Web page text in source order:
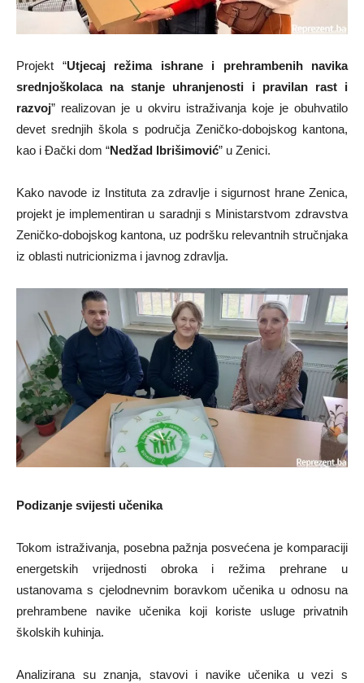
Projek​t “Utjecaj režima ishrane i prehrambenih navika
srednjoškolaca na stanje uhranjenosti i pravilan rast i
razvoj” realizovan je u okviru istraživanja koje je obuhvatilo
devet srednjih škola s područja Zeničko-dobojskog kantona,
kao i Đački dom “Nedžad Ibrišimović” u Zenici.
Kako navode iz Instituta za zdravlje i sigurnost hrane Zenica,
projekt je implementiran u saradnji s Ministarstvom zdravstva
Zeničko-dobojskog kantona, uz podršku relevantnih stručnjaka
iz oblasti nutricionizma i javnog zdravlja.
Podizanje svijesti učenika
Tokom istraživanja, posebna pažnja posvećena je komparaciji
energetskih vrijednosti obroka i režima prehrane u
ustanovama s cjelodnevnim boravkom učenika u odnosu na
prehrambene navike učenika koji koriste usluge privatnih
školskih kuhinja.
Analizirana su znanja, stavovi i navike učenika u vezi s